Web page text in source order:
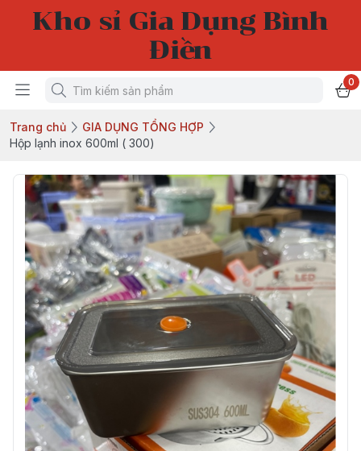
Kho sỉ Gia Dụng Bình
Điền
0
Trang chủ
GIA DỤNG TỔNG HỢP
Hộp lạnh inox 600ml ( 300)